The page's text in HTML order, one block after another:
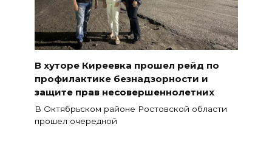
В хуторе Киреевка прошел рейд по
профилактике безнадзорности и
защите прав несовершеннолетних
В Октябрьском районе Ростовской области
прошел очередной